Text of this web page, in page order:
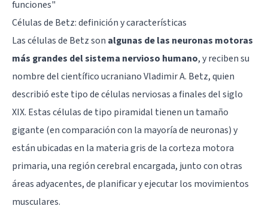
funciones"
Células de Betz: definición y características
Las células de Betz son algunas de las neuronas motoras
más grandes del sistema nervioso humano, y reciben su
nombre del científico ucraniano Vladimir A. Betz, quien
describió este tipo de células nerviosas a finales del siglo
XIX. Estas células de tipo piramidal tienen un tamaño
gigante (en comparación con la mayoría de neuronas) y
están ubicadas en la materia gris de la corteza motora
primaria, una región cerebral encargada, junto con otras
áreas adyacentes, de planificar y ejecutar los movimientos
musculares.